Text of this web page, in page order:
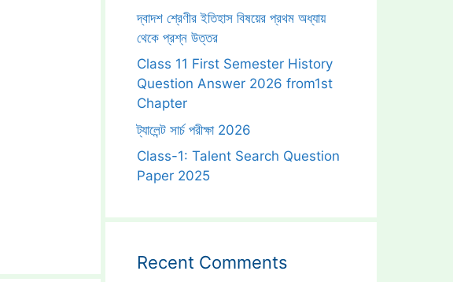
দ্বাদশ শ্রেণীর ইতিহাস বিষয়ের প্রথম অধ্যায়
থেকে প্রশ্ন উত্তর
Class 11 First Semester History
Question Answer 2026 from1st
Chapter
ট্যালেন্ট সার্চ পরীক্ষা 2026
Class-1: Talent Search Question
Paper 2025
Recent Comments